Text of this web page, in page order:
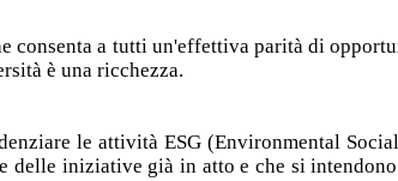
a tutti un'effettiva parità di
è una ricchezza.
le attività ESG (Environmental
iniziative già in atto e che si